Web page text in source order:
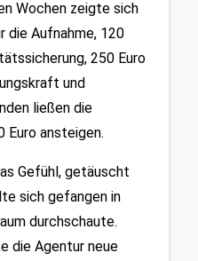
Wochen zeigte sich
die Aufnahme, 120
250 Euro
und
ließen die
Euro ansteigen.
Gefühl, getäuscht
sich gefangen in
durchschaute.
die Agentur neue